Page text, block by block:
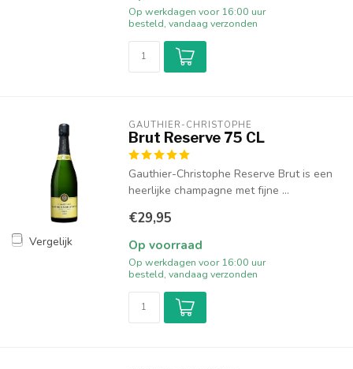
Op werkdagen voor 16:00 uur
besteld, vandaag verzonden
Vergelijk
GAUTHIER-CHRISTOPHE
Brut Reserve 75 CL
Gauthier-Christophe Reserve Brut is een
heerlijke champagne met fijne ...
€29,95
Op voorraad
Op werkdagen voor 16:00 uur
besteld, vandaag verzonden